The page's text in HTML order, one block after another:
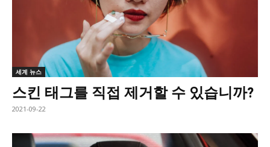
세계 뉴스
스킨 태그를 직접 제거할 수 있습니까?
2021-09-22